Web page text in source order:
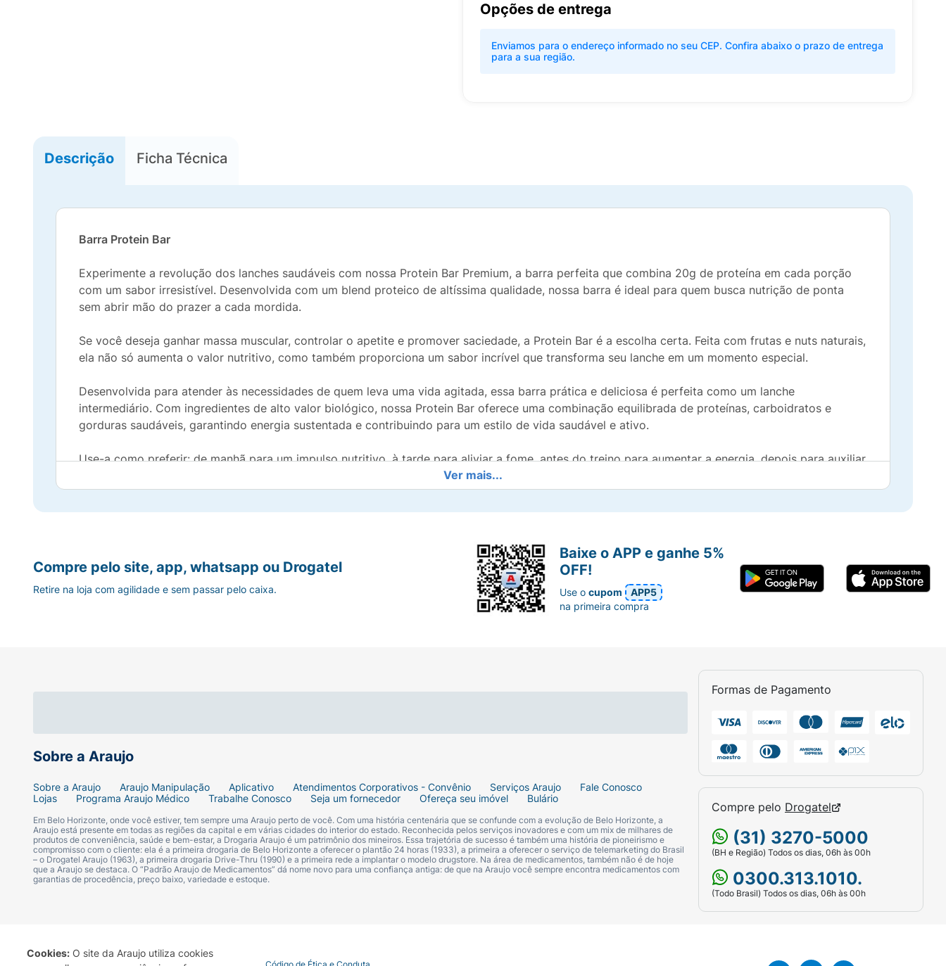
Cookies: O site da Araujo utiliza cookies
Opções de entrega
Enviamos para o endereço informado no seu CEP. Confira abaixo o prazo de entrega
para a sua região.
Descrição Ficha Técnica
Barra Protein Bar
Experimente a revolução dos lanches saudáveis com nossa Protein Bar Premium, a barra perfeita que combina 20g de proteína em cada porção
com um sabor irresistível. Desenvolvida com um blend proteico de altíssima qualidade, nossa barra é ideal para quem busca nutrição de ponta
sem abrir mão do prazer a cada mordida.
Se você deseja ganhar massa muscular, controlar o apetite e promover saciedade, a Protein Bar é a escolha certa. Feita com frutas e nuts naturais,
ela não só aumenta o valor nutritivo, como também proporciona um sabor incrível que transforma seu lanche em um momento especial.
Desenvolvida para atender às necessidades de quem leva uma vida agitada, essa barra prática e deliciosa é perfeita como um lanche
intermediário. Com ingredientes de alto valor biológico, nossa Protein Bar oferece uma combinação equilibrada de proteínas, carboidratos e
gorduras saudáveis, garantindo energia sustentada e contribuindo para um estilo de vida saudável e ativo.
Use-a como preferir: de manhã para um impulso nutritivo, à tarde para aliviar a fome, antes do treino para aumentar a energia, depois para auxiliar
na recuperação muscular ou até mesmo na ceia, garantindo saciedade antes de dormir.
Não comprometa seu objetivo nutricional com opções sem sabor. A Protein Bar Premium é a solução ideal que faz você se sentir bem enquanto
Ver mais...
Sobre a Araujo
Sobre a Araujo Araujo Manipulação Aplicativo Atendimentos Corporativos - Convênio Serviços Araujo
Fale Conosco
Lojas
Programa Araujo Médico Trabalhe Conosco Seja um fornecedor Ofereça seu imóvel Bulário
Em Belo Horizonte, onde você estiver, tem sempre uma Araujo perto de você. Com uma história centenária que se confunde com a evolução de Belo Horizonte, a
Araujo está presente em todas as regiões da capital e em várias cidades do interior do estado. Reconhecida pelos serviços inovadores e com um mix de milhares de
produtos de conveniência, saúde e bem-estar, a Drogaria Araujo é um patrimônio dos mineiros. Essa trajetória de sucesso é também uma história de pioneirismo e
compromisso com o cliente: ela é a primeira drogaria de Belo Horizonte a oferecer o plantão 24 horas (1933), a primeira a oferecer o serviço de telemarketing do Brasil
– o Drogatel Araujo (1963), a primeira drogaria Drive-Thru (1990) e a primeira rede a implantar o modelo drugstore. Na área de medicamentos, também não é de hoje
que a Araujo se destaca. O “Padrão Araujo de Medicamentos” dá nome novo para uma confiança antiga: de que na Araujo você sempre encontra medicamentos com
garantias de procedência, preço baixo, variedade e estoque.
Formas de Pagamento
Compre pelo Drogatel
(31) 3270-5000
(BH e Região) Todos os dias, 06h às 00h
0300.313.1010.
(Todo Brasil) Todos os dias, 06h às 00h
Compre pelo site, app, whatsapp ou Drogatel
Retire na loja com agilidade e sem passar pelo caixa.
Baixe o APP e ganhe 5%
OFF!
Use ocupom
APP5
na primeira compra